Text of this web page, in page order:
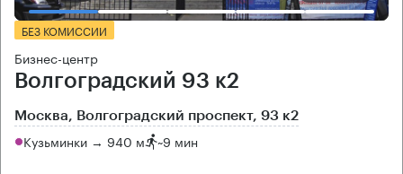
БЕЗ КОМИССИИ
Бизнес-центр
Волгоградский 93 к2
Москва, Волгоградский проспект, 93 к2
Кузьминки → 940 м ~9 мин